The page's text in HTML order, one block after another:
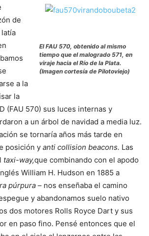
El FAU 570, obtenido al mismo
tiempo que el malogrado 571, en
viraje hacia el Río de la Plata.
(Imagen cortesía de Pilotoviejo)
de
a la
la
(FAU 570) sus luces internas y
a un árbol de navidad a media luz.
se tornaría años más tarde en
posición y anti collision beacons. Las
taxi-way,que combinando con el apodo
William H. Hudson en 1885 a
púrpura – nos enseñaba el camino
y abandonamos suelo nativo
dos motores Rolls Royce Dart y sus
en paso fino. Pensé entonces que el